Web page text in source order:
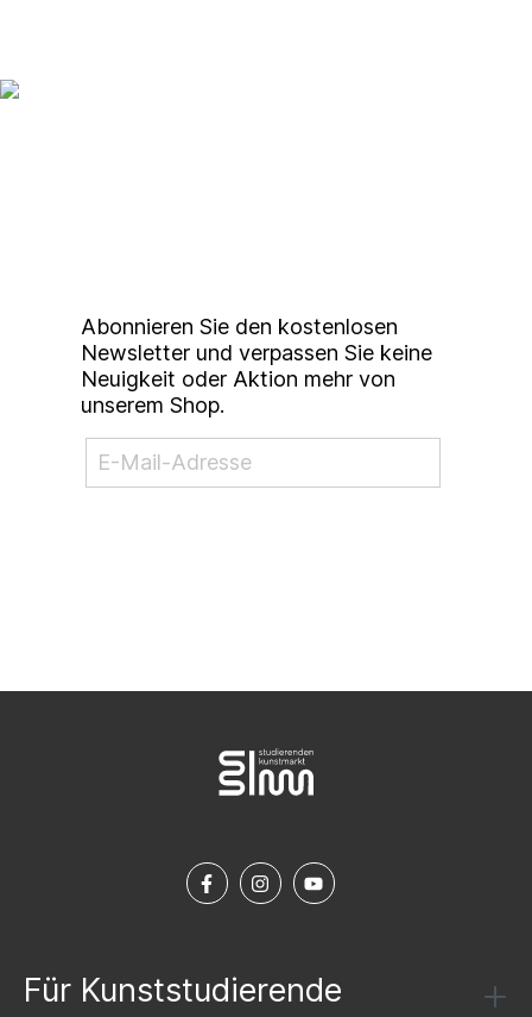
Abonnieren Sie den kostenlosen
Newsletter und verpassen Sie keine
Neuigkeit oder Aktion mehr von
unserem Shop.
Für Kunststudierende